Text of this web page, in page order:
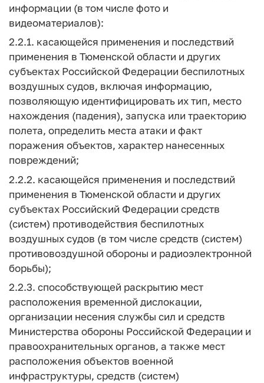
информации (в том числе фото и
видеоматериалов):
2.2.1. касающейся применения и последствий
применения в Тюменской области и других
субъектах Российской Федерации беспилотных
воздушных судов, включая информацию,
позволяющую идентифицировать их тип, место
нахождения (падения), запуска или траекторию
полета, определить места атаки и факт
поражения объектов, характер нанесенных
повреждений;
2.2.2. касающейся применения и последствий
применения в Тюменской области и других
субъектах Российский Федерации средств
(систем) противодействия беспилотных
воздушных судов (в том числе средств (систем)
противовоздушной обороны и радиоэлектронной
борьбы);
2.2.3. способствующей раскрытию мест
расположения временной дислокации,
организации несения службы сил и средств
Министерства обороны Российской Федерации и
правоохранительных органов, а также мест
расположения объектов военной
инфраструктуры, средств (систем)